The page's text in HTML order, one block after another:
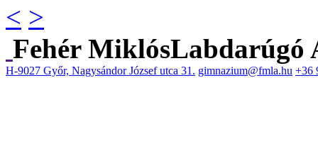
< >
Fehér MiklósLabdarúgó
H-9027 Győr, Nagysándor József utca 31. gimnazium@fmla.hu +36